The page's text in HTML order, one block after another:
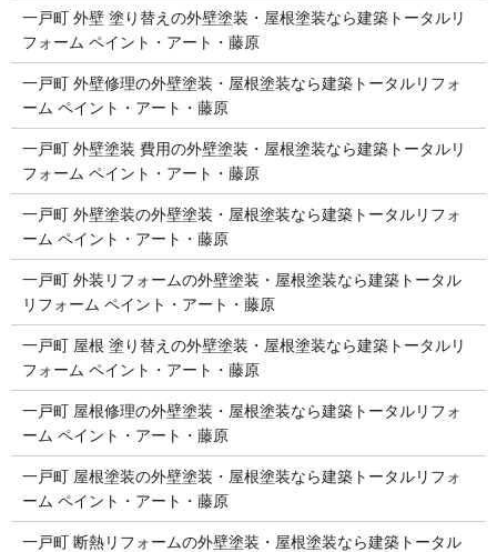
一戸町 外壁 塗り替えの外壁塗装・屋根塗装なら建築トータルリ
フォーム ペイント・アート・藤原
一戸町 外壁修理の外壁塗装・屋根塗装なら建築トータルリフォ
ーム ペイント・アート・藤原
一戸町 外壁塗装 費用の外壁塗装・屋根塗装なら建築トータルリ
フォーム ペイント・アート・藤原
一戸町 外壁塗装の外壁塗装・屋根塗装なら建築トータルリフォ
ーム ペイント・アート・藤原
一戸町 外装リフォームの外壁塗装・屋根塗装なら建築トータル
リフォーム ペイント・アート・藤原
一戸町 屋根 塗り替えの外壁塗装・屋根塗装なら建築トータルリ
フォーム ペイント・アート・藤原
一戸町 屋根修理の外壁塗装・屋根塗装なら建築トータルリフォ
ーム ペイント・アート・藤原
一戸町 屋根塗装の外壁塗装・屋根塗装なら建築トータルリフォ
ーム ペイント・アート・藤原
一戸町 断熱リフォームの外壁塗装・屋根塗装なら建築トータル